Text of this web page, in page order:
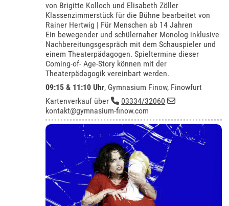
von Brigitte Kolloch und Elisabeth Zöller
Klassenzimmerstück für die Bühne bearbeitet von
Rainer Hertwig | Für Menschen ab 14 Jahren
Ein bewegender und schülernaher Monolog inklusive
Nachbereitungsgespräch mit dem Schauspieler und
einem Theaterpädagogen. Spieltermine dieser
Coming-of- Age-Story können mit der
Theaterpädagogik vereinbart werden.
09:15 & 11:10 Uhr, Gymnasium Finow, Finowfurt
Kartenverkauf über
03334/32060
kontakt@gymnasium-finow.com